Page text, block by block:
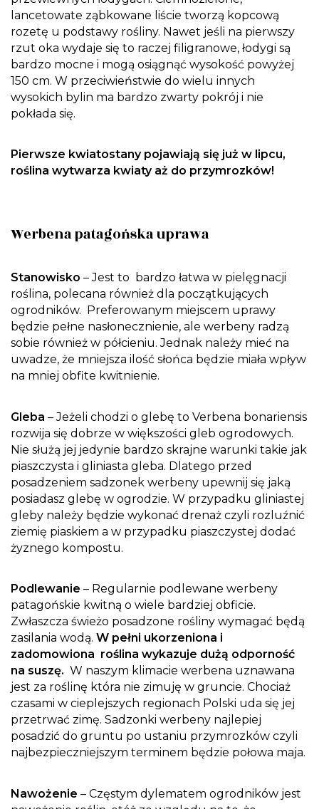
lancetowate ząbkowane liście tworzą kopcową
rozetę u podstawy rośliny. Nawet jeśli na pierwszy
rzut oka wydaje się to raczej filigranowe, łodygi są
bardzo mocne i mogą osiągnąć wysokość powyżej
150 cm. W przeciwieństwie do wielu innych
wysokich bylin ma bardzo zwarty pokrój i nie
pokłada się.
Pierwsze kwiatostany pojawiają się już w lipcu,
roślina wytwarza kwiaty aż do przymrozków!
Werbena patagońska uprawa
Stanowisko – Jest to bardzo łatwa w pielęgnacji
roślina, polecana również dla początkujących
ogrodników. Preferowanym miejscem uprawy
będzie pełne nasłonecznienie, ale werbeny radzą
sobie również w półcieniu. Jednak należy mieć na
uwadze, że mniejsza ilość słońca będzie miała wpływ
na mniej obfite kwitnienie.
Gleba – Jeżeli chodzi o glebę to Verbena bonariensis
rozwija się dobrze w większości gleb ogrodowych.
Nie służą jej jedynie bardzo skrajne warunki takie jak
piaszczysta i gliniasta gleba. Dlatego przed
posadzeniem sadzonek werbeny upewnij się jaką
posiadasz glebę w ogrodzie. W przypadku gliniastej
gleby należy będzie wykonać drenaż czyli rozluźnić
ziemię piaskiem a w przypadku piaszczystej dodać
żyznego kompostu.
Podlewanie – Regularnie podlewane werbeny
patagońskie kwitną o wiele bardziej obficie.
Zwłaszcza świeżo posadzone rośliny wymagać będą
zasilania wodą. W pełni ukorzeniona i
zadomowiona roślina wykazuje dużą odporność
na suszę. W naszym klimacie werbena uznawana
jest za roślinę która nie zimuję w gruncie. Chociaż
czasami w cieplejszych regionach Polski uda się jej
przetrwać zimę. Sadzonki werbeny najlepiej
posadzić do gruntu po ustaniu przymrozków czyli
najbezpieczniejszym terminem będzie połowa maja.
Nawożenie – Częstym dylematem ogrodników jest